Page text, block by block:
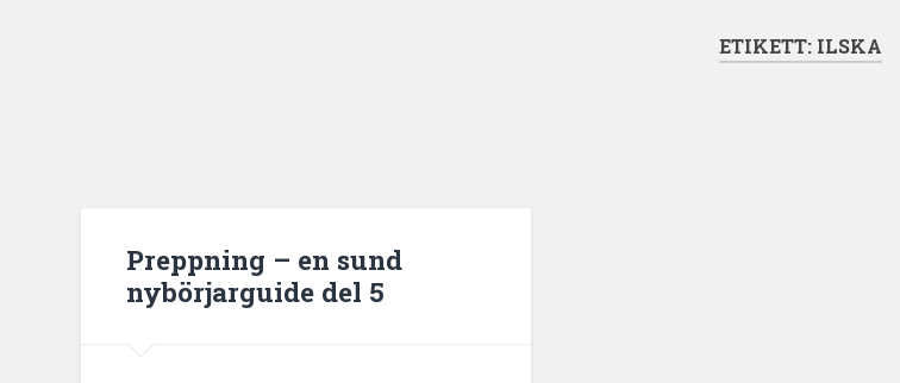
ETIKETT: ILSKA
Preppning – en sund
nybörjarguide del 5